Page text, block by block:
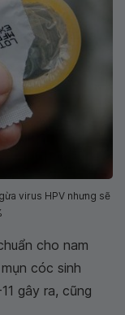
virus HPV nhưng sẽ
cho nam
cóc sinh
gây ra, cũng